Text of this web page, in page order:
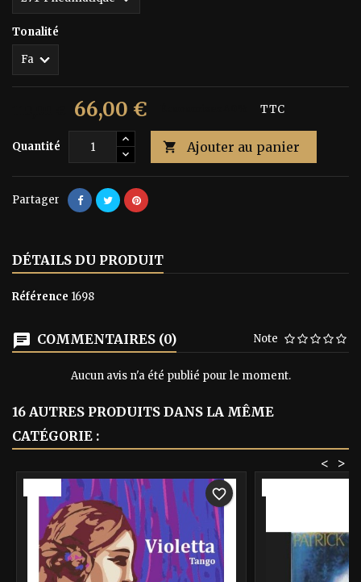
Tonalité
66,00 € TTC
Quantité  Ajouter au panier
Partager
DÉTAILS DU PRODUIT
Référence 1698
COMMENTAIRES (0) Note
Aucun avis n'a été publié pour le moment.
16 AUTRES PRODUITS DANS LA MÊME
CATÉGORIE :
>
<
favorite_border